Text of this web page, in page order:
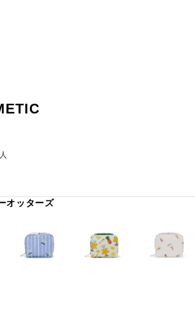
人
オッターズ